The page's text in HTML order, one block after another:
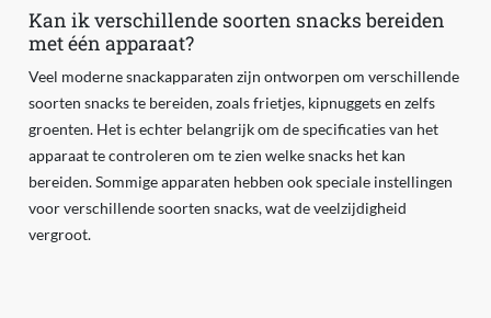
Kan ik verschillende soorten snacks bereiden
met één apparaat?
Veel moderne snackapparaten zijn ontworpen om verschillende
soorten snacks te bereiden, zoals frietjes, kipnuggets en zelfs
groenten. Het is echter belangrijk om de specificaties van het
apparaat te controleren om te zien welke snacks het kan
bereiden. Sommige apparaten hebben ook speciale instellingen
voor verschillende soorten snacks, wat de veelzijdigheid
vergroot.